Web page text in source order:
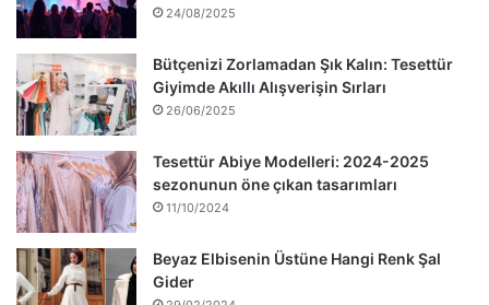
24/08/2025
Bütçenizi Zorlamadan Şık Kalın: Tesettür
Giyimde Akıllı Alışverişin Sırları
26/06/2025
Tesettür Abiye Modelleri: 2024-2025
sezonunun öne çıkan tasarımları
11/10/2024
Beyaz Elbisenin Üstüne Hangi Renk Şal
Gider